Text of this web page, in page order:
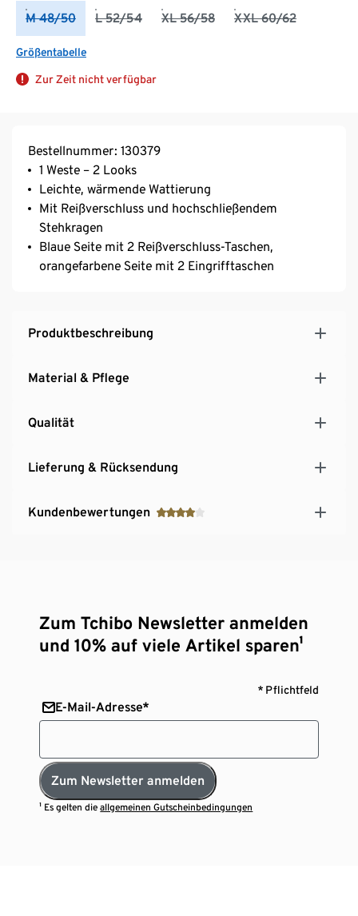
M 48/50 L 52/54 XL 56/58 XXL 60/62
Größentabelle
Zur Zeit nicht verfügbar
Bestellnummer: 130379
1 Weste – 2 Looks
Leichte, wärmende Wattierung
Mit Reißverschluss und hochschließendem
Stehkragen
Blaue Seite mit 2 Reißverschluss-Taschen,
orangefarbene Seite mit 2 Eingrifftaschen
Produktbeschreibung
Material & Pflege
Qualität
Lieferung & Rücksendung
Kundenbewertungen
Zum Tchibo Newsletter anmelden
und 10% auf viele Artikel sparen¹
* Pflichtfeld
E-Mail-Adresse*
Zum Newsletter anmelden
¹ Es gelten dieallgemeinen Gutscheinbedingungen